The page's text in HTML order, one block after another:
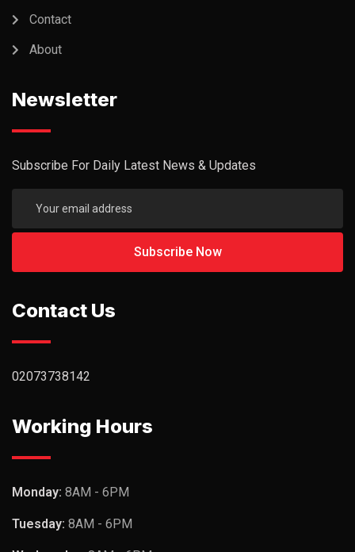
Contact
About
Newsletter
Subscribe For Daily Latest News & Updates
Contact Us
02073738142
Working Hours
Monday: 8AM - 6PM
Tuesday: 8AM - 6PM